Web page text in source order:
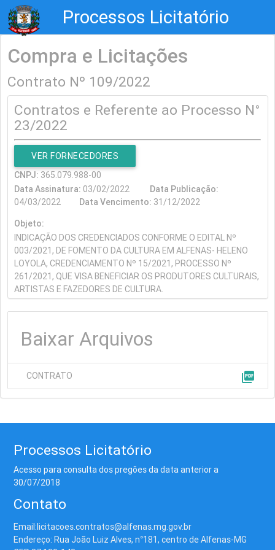
Processos Licitatório
Compra e Licitações
Contrato Nº 109/2022
Contratos e Referente ao Processo N°
23/2022
VER FORNECEDORES
CNPJ: 365.079.988-00
Data Assinatura: 03/02/2022 Data Publicação:
04/03/2022 Data Vencimento: 31/12/2022
Objeto:
INDICAÇÃO DOS CREDENCIADOS CONFORME O EDITAL Nº
003/2021, DE FOMENTO DA CULTURA EM ALFENAS- HELENO
LOYOLA, CREDENCIAMENTO Nº 15/2021, PROCESSO Nº
261/2021, QUE VISA BENEFICIAR OS PRODUTORES CULTURAIS,
ARTISTAS E FAZEDORES DE CULTURA.
Baixar Arquivos
CONTRATO picture_as_pdf
Processos Licitatório
Acesso para consulta dos pregões da data anterior a
30/07/2018
Contato
Email:licitacoes.contratos@alfenas.mg.gov.br
Endereço: Rua João Luiz Alves, n°181, centro de Alfenas-MG